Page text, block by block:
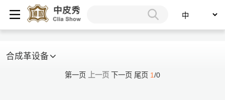
合成革设备
第一页 上一页 下一页 尾页 1/0